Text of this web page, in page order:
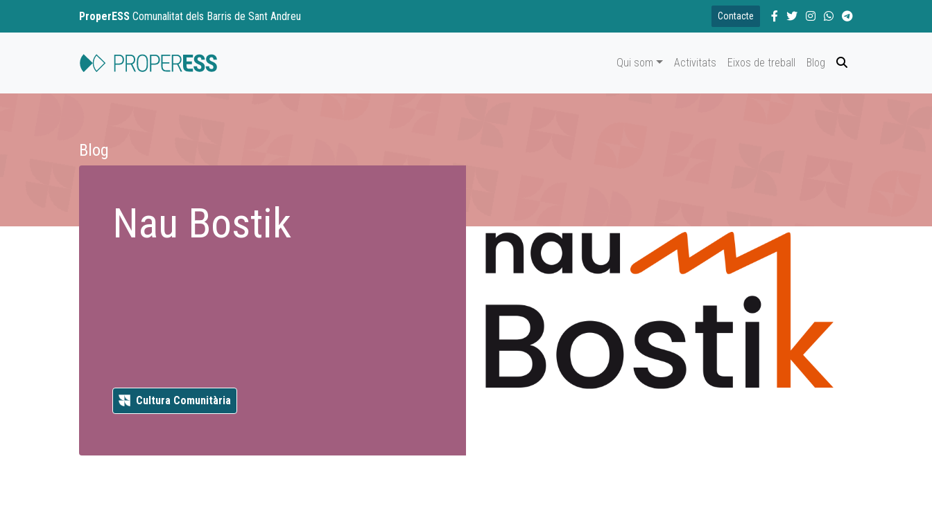
ProperESS Comunalitat dels Barris de Sant Andreu Contacte
Qui som Activitats Eixos de treball Blog
Blog
Nau Bostik
Cultura Comunitària